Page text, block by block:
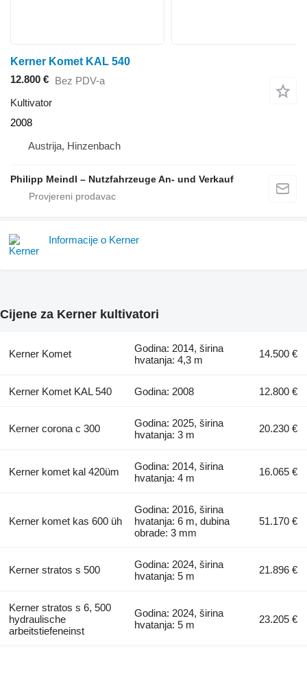
Kerner Komet KAL 540
12.800 € Bez PDV-a
Kultivator
2008
Austrija, Hinzenbach
Philipp Meindl – Nutzfahrzeuge An- und Verkauf
Informacije o Kerner
Cijene za Kerner kultivatori
Kerner Komet
Godina: 2014, širina
hvatanja: 4,3 m
14.500 €
Kerner Komet KAL 540 Godina: 2008 12.800 €
Kerner corona c 300
Godina: 2025, širina
hvatanja: 3 m
20.230 €
Kerner komet kal 420üm
Godina: 2014, širina
hvatanja: 4 m
16.065 €
Kerner komet kas 600 üh
Godina: 2016, širina
hvatanja: 6 m, dubina
obrade: 3 mm
51.170 €
Kerner stratos s 500
Godina: 2024, širina
hvatanja: 5 m
21.896 €
Kerner stratos s 6, 500
hydraulische
arbeitstiefeneinst
Godina: 2024, širina
hvatanja: 5 m
23.205 €